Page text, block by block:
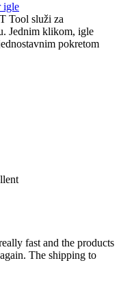
igle
Tool služi za
Jednim klikom, igle
pokretom
fast and the products
The shipping to